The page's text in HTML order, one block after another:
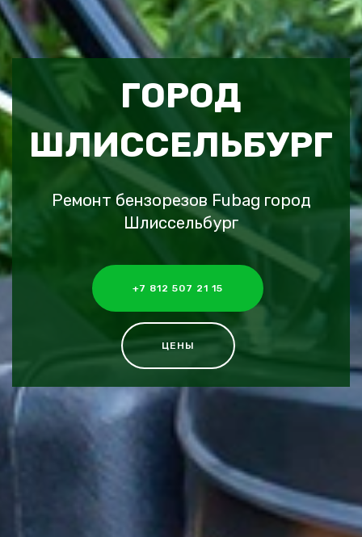
ГОРОД
ШЛИССЕЛЬБУРГ
Ремонт бензорезов Fubag город
Шлиссельбург
+7 812 507 21 15
ЦЕНЫ